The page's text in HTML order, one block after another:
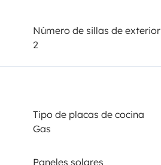
Número de sillas de exterior
2
Tipo de placas de cocina
Gas
Paneles solares